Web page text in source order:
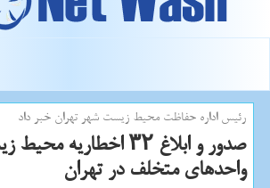
رئیس اداره حفاظت محیط زیست شهر تهران خبر داد
صدور و ابلاغ ۳۲ اخطاریه
واحدهای متخلف در تهران